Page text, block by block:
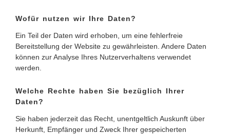
Wofür nutzen wir Ihre Daten?
Ein Teil der Daten wird erhoben, um eine fehlerfreie
Bereitstellung der Website zu gewährleisten. Andere Daten
können zur Analyse Ihres Nutzerverhaltens verwendet
werden.
Welche Rechte haben Sie bezüglich Ihrer
Daten?
Sie haben jederzeit das Recht, unentgeltlich Auskunft über
Herkunft, Empfänger und Zweck Ihrer gespeicherten